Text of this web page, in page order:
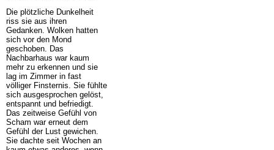
Die plötzliche Dunkelheit
riss sie aus ihren
Gedanken. Wolken hatten
sich vor den Mond
geschoben. Das
Nachbarhaus war kaum
mehr zu erkennen und sie
lag im Zimmer in fast
völliger Finsternis. Sie fühlte
sich ausgesprochen gelöst,
entspannt und befriedigt.
Das zeitweise Gefühl von
Scham war erneut dem
Gefühl der Lust gewichen.
Sie dachte seit Wochen an